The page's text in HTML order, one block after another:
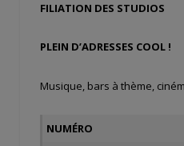
FILIATION DES STUDIOS
PLEIN D’ADRESSES COOL !
Musique, bars à thème,
NUMÉRO